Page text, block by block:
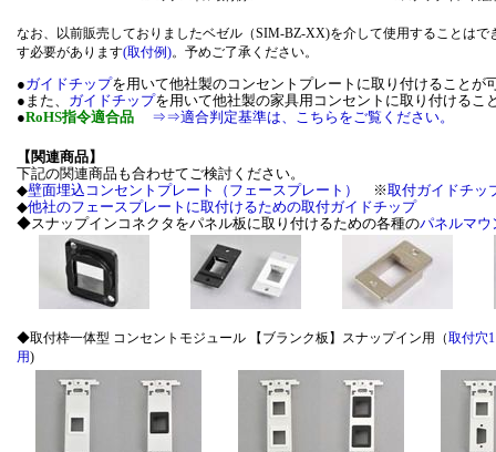
なお、以前販売しておりましたベゼル（SIM-BZ-XX)を介して使用することは
す必要があります(取付例)。予めご了承ください。
●ガイドチップを用いて他社製のコンセントプレートに取り付けることが
●また、 ガイドチップを用いて他社製の家具用コンセントに取り付けるこ
●RoHS指令適合品 ⇒⇒適合判定基準は、こちらをご覧ください。
【関連商品】
下記の関連商品も合わせてご検討ください。
◆壁面埋込コンセントプレート（フェースプレート） ※取付ガイドチッ
◆他社のフェースプレートに取付けるための取付ガイドチップ
◆スナップインコネクタをパネル板に取り付けるための各種のパネルマウ
◆取付枠一体型 コンセントモジュール 【ブランク板】スナップイン用（取付穴
用)